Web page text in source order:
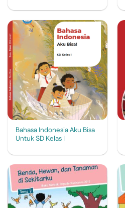
Bahasa Indonesia Aku Bisa
Untuk SD Kelas I